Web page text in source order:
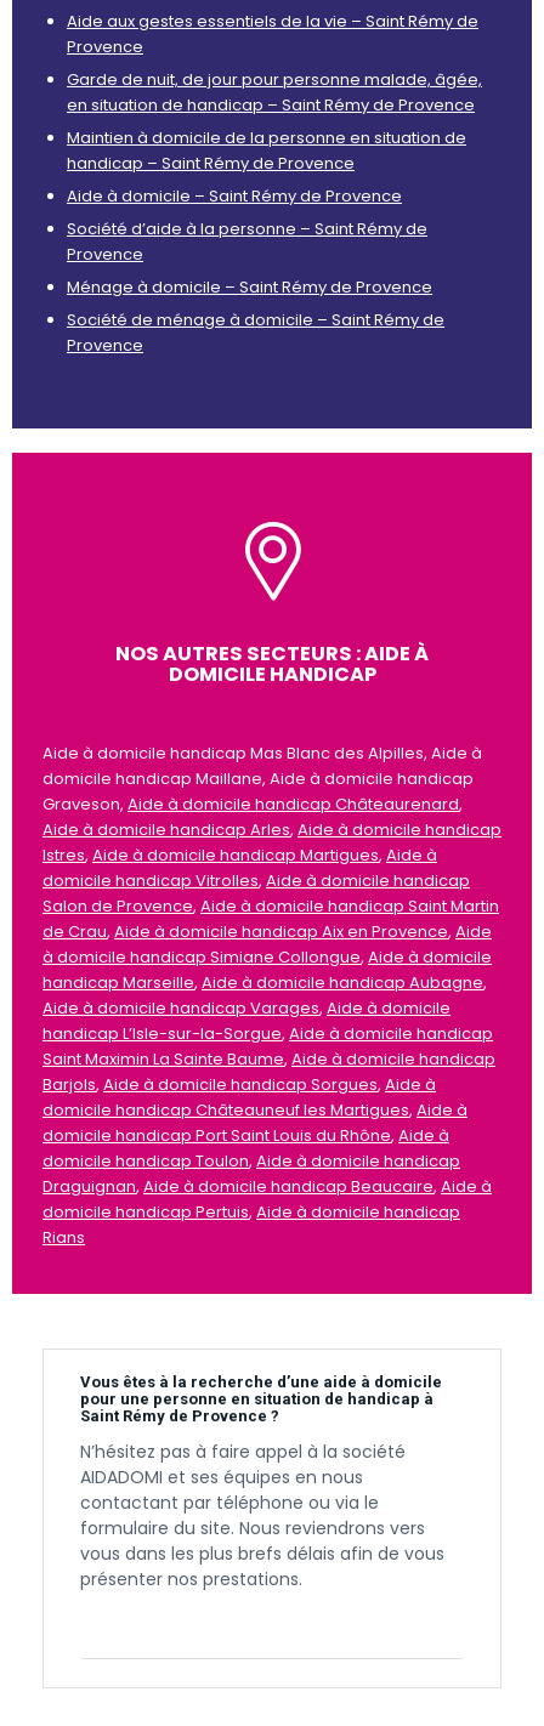
Aide aux gestes essentiels de la vie – Saint Rémy de
Provence
Garde de nuit, de jour pour personne malade, âgée,
en situation de handicap – Saint Rémy de Provence
Maintien à domicile de la personne en situation de
handicap – Saint Rémy de Provence
Aide à domicile – Saint Rémy de Provence
Société d’aide à la personne – Saint Rémy de
Provence
Ménage à domicile – Saint Rémy de Provence
Société de ménage à domicile – Saint Rémy de
Provence
NOS AUTRES SECTEURS : AIDE À
DOMICILE HANDICAP
Aide à domicile handicap Mas Blanc des Alpilles, Aide à
domicile handicap Maillane, Aide à domicile handicap
Graveson, Aide à domicile handicap Châteaurenard,
Aide à domicile handicap Arles, Aide à domicile handicap
Istres, Aide à domicile handicap Martigues, Aide à
domicile handicap Vitrolles, Aide à domicile handicap
Salon de Provence, Aide à domicile handicap Saint Martin
de Crau, Aide à domicile handicap Aix en Provence, Aide
à domicile handicap Simiane Collongue, Aide à domicile
handicap Marseille, Aide à domicile handicap Aubagne,
Aide à domicile handicap Varages, Aide à domicile
handicap L’Isle-sur-la-Sorgue, Aide à domicile handicap
Saint Maximin La Sainte Baume, Aide à domicile handicap
Barjols, Aide à domicile handicap Sorgues, Aide à
domicile handicap Châteauneuf les Martigues, Aide à
domicile handicap Port Saint Louis du Rhône, Aide à
domicile handicap Toulon, Aide à domicile handicap
Draguignan, Aide à domicile handicap Beaucaire, Aide à
domicile handicap Pertuis, Aide à domicile handicap
Rians
Vous êtes à la recherche d’une aide à domicile
pour une personne en situation de handicap à
Saint Rémy de Provence ?
N’hésitez pas à faire appel à la société
AIDADOMI et ses équipes en nous
contactant par téléphone ou via le
formulaire du site. Nous reviendrons vers
vous dans les plus brefs délais afin de vous
présenter nos prestations.